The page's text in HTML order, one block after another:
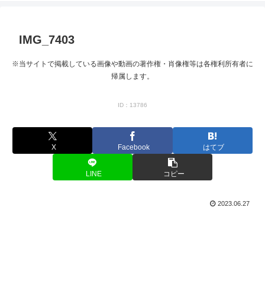
IMG_7403
※当サイトで掲載している画像や動画の著作権・肖像権等は各権利所有者に
帰属します。
ID：13786
X Facebook はてブ
LINE コピー
2023.06.27